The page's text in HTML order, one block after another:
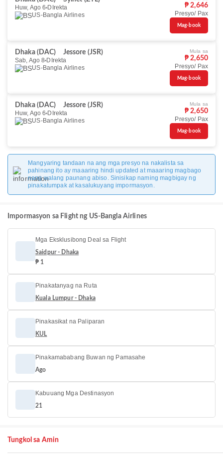
Huw, Ago 6 DIrekta
US-Bangla Airlines
₱ 2,646
Presyo/ Pax
Mag-book
Dhaka (DAC)
Jessore (JSR)
Sab, Ago 8 DIrekta
US-Bangla Airlines
Mula sa
₱ 2,650
Presyo/ Pax
Mag-book
Dhaka (DAC)
Jessore (JSR)
Huw, Ago 6 DIrekta
US-Bangla Airlines
Mula sa
₱ 2,650
Presyo/ Pax
Mag-book
Mangyaring tandaan na ang mga presyo na nakalista sa
pahinang ito ay maaaring hindi updated at maaaring magbago
nang walang paunang abiso. Sinisikap naming magbigay ng
pinakatumpak at kasalukuyang impormasyon.
Impormasyon sa Flight ng US-Bangla Airlines
Mga Eksklusibong Deal sa Flight
Saidpur - Dhaka
₱ 1
Pinakatanyag na Ruta
Kuala Lumpur - Dhaka
Pinakasikat na Paliparan
KUL
Pinakamababang Buwan ng Pamasahe
Ago
Kabuuang Mga Destinasyon
21
Tungkol sa Amin